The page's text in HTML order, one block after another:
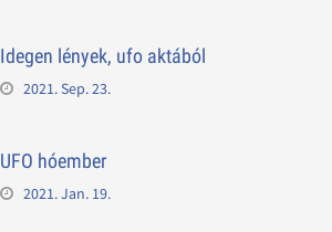
Idegen lények, ufo aktából
2021. Sep. 23.
UFO hóember
2021. Jan. 19.